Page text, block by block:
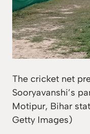
The cricket net
Sooryavanshi’s
Motipur, Bihar
Getty Images)